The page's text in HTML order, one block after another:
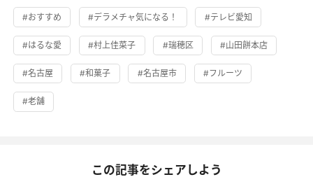
#おすすめ #デラメチャ気になる！ #テレビ愛知
#はるな愛 #村上佳菜子 #瑞穂区 #山田餅本店
#名古屋 #和菓子 #名古屋市 #フルーツ
#老舗
この記事をシェアしよう